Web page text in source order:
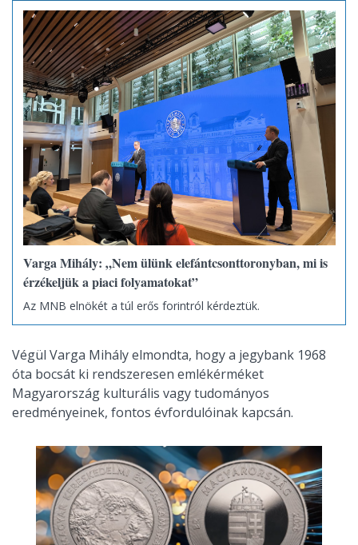
Varga Mihály: „Nem ülünk elefántcsonttoronyban, mi is
érzékeljük a piaci folyamatokat”
Az MNB elnökét a túl erős forintról kérdeztük.
Végül Varga Mihály elmondta, hogy a jegybank 1968
óta bocsát ki rendszeresen emlékérméket
Magyarország kulturális vagy tudományos
eredményeinek, fontos évfordulóinak kapcsán.